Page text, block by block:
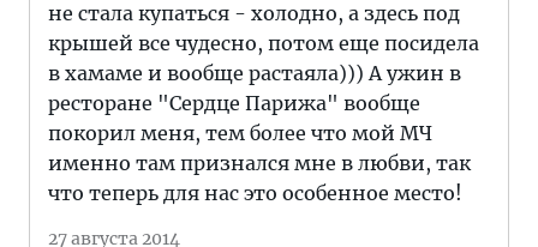
не стала купаться - холодно, а здесь под
крышей все чудесно, потом еще посидела
в хамаме и вообще растаяла))) А ужин в
ресторане "Сердце Парижа" вообще
покорил меня, тем более что мой МЧ
именно там признался мне в любви, так
что теперь для нас это особенное место!
27 августа 2014